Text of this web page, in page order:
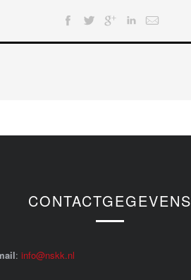
CONTACTGEGEVENS
: info@nskk.nl